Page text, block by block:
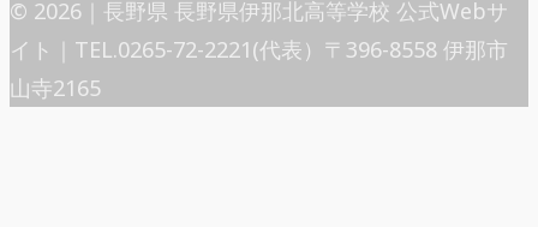
© 2026｜長野県 長野県伊那北高等学校 公式Webサ
イト｜TEL.0265-72-2221(代表）〒396-8558 伊那市
山寺2165